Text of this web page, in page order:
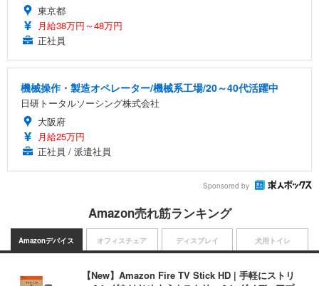
東京都
月給38万円～48万円
正社員
機械操作・製造オペレーター/機械系工場/20～40代活躍中
日研トータルソーシング株式会社
大阪府
月給25万円
正社員 / 派遣社員
Sponsored by
Amazon売れ筋ランキング
Amazonデバイス
【New】Amazon Fire TV Stick HD | 手軽にストリ
オフィスチェア ディスプレイ 犬用トイレ